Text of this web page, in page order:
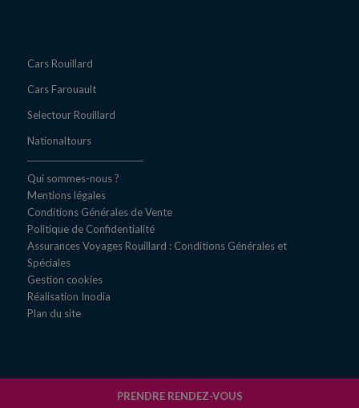
Cars Rouillard
Cars Farouault
Selectour Rouillard
Nationaltours
Qui sommes-nous ?
Mentions légales
Conditions Générales de Vente
Politique de Confidentialité
Assurances Voyages Rouillard : Conditions Générales et
Spéciales
Gestion cookies
Réal​isation Inodia
Plan du site
PRENDRE RENDEZ-VOUS